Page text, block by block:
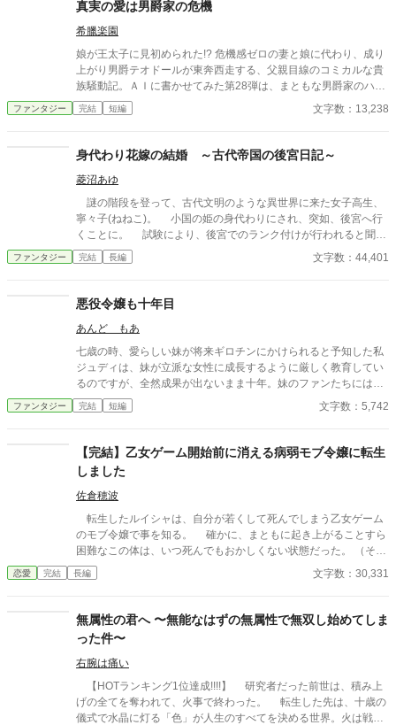
真実の愛は男爵家の危機
希臘楽園
娘が王太子に見初められた!? 危機感ゼロの妻と娘に代わり、成り
上がり男爵テオドールが東奔西走する、父親目線のコミカルな貴
族騒動記。ＡＩに書かせてみた第28弾は、まともな男爵家のハッ
ピーエンドストーリー！
ファンタジー 完結 短編 文字数：13,238
身代わり花嫁の結婚 ～古代帝国の後宮日記～
菱沼あゆ
謎の階段を登って、古代文明のような異世界に来た女子高生、
寧々子(ねねこ)。 小国の姫の身代わりにされ、突如、後宮へ行
くことに。 試験により、後宮でのランク付けが行われると聞い
た寧々子は、食いっぱぐれないため、参戦。 YouTub◯や本で
学んだ、広く浅すぎる知識を活かし、正妃への階段を駆け昇る―
は、どうやってすればよいのだ」 美しいが世間知らずな王様と
うでも公開しています。)
ファンタジー 完結 長編 文字数：44,401
悪役令嬢も十年目
あんど もあ
七歳の時、愛らしい妹が将来ギロチンにかけられると予知した私
ジュディは、妹が立派な女性に成長するように厳しく教育してい
るのですが、全然成果が出ないまま十年。妹のファンたちには目
の敵にされ、妹の婚約者の王子の態度も何かおかしいけど、それ
でも私は厳しくいきます！
ファンタジー 完結 短編 文字数：5,742
【完結】乙女ゲーム開始前に消える病弱モブ令嬢に転生
しました
佐倉穂波
転生したルイシャは、自分が若くして死んでしまう乙女ゲーム
のモブ令嬢で事を知る。 確かに、まともに起き上がることすら
困難なこの体は、いつ死んでもおかしくない状態だった。 （そん
な……死にたくないっ！） 乙女ゲームの記憶が正しければ、あ
と数年で死んでしまうルイシャは、「生きる」ために努力するこ
てみました。 2023.9.15 完結。 2023.9.23 後日談を投稿しまし
た。
恋愛 完結 長編 文字数：30,331
無属性の君へ 〜無能なはずの無属性で無双し始めてしま
った件〜
右腕は痛い
【HOTランキング1位達成!!!!】 研究者だった前世は、積み上
げの全てを奪われて、火事で終わった。 転生した先は、十歳の
儀式で水晶に灯る「色」が人生のすべてを決める世界。火は戦い